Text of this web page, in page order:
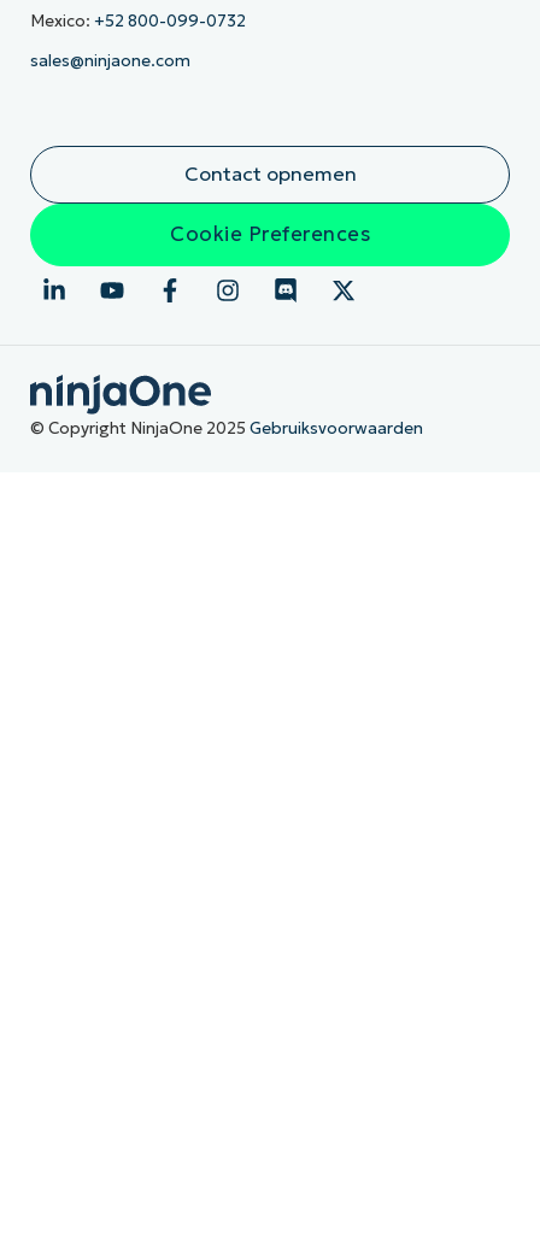
Mexico: +52 800-099-0732
sales@ninjaone.com
Contact opnemen
Cookie Preferences
© Copyright NinjaOne 2025 Gebruiksvoorwaarden